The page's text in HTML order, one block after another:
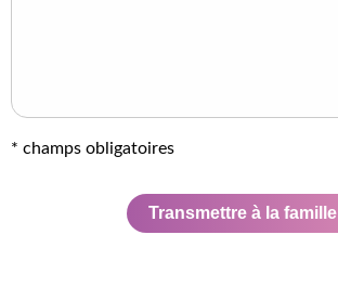
* champs obligatoires
Transmettre à la famille